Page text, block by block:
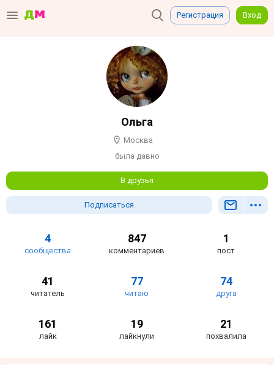
Регистрация Вход
Ольга
Москва
была давно
В друзья
Подписаться
4
сообщества
847
комментариев
1
пост
41
читатель
77
читаю
74
друга
161
лайк
19
лайкнули
21
похвалила